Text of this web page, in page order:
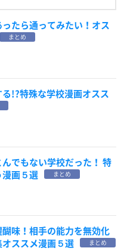
たら通ってみたい！オス
まとめ
!?特殊な学校漫画オスス
でもない学校だった！ 特
画５選
まとめ
味！相手の能力を無効化
ススメ漫画５選
まとめ